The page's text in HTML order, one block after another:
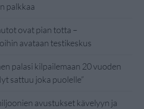
palkkaa
ovat pian totta –
avataan testikeskus
palasi kilpailemaan 20 vuoden
sattuu joka puolelle”
avustukset kävelyyn ja